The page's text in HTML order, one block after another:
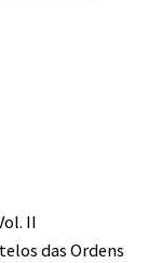
II
das Ordens